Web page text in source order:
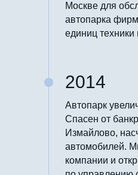
Москве для
автопарка
единиц техники
2014
Автопарк
Спасен от
Измайлово,
автомобилей.
компании и